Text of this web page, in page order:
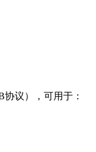
议），可用于：